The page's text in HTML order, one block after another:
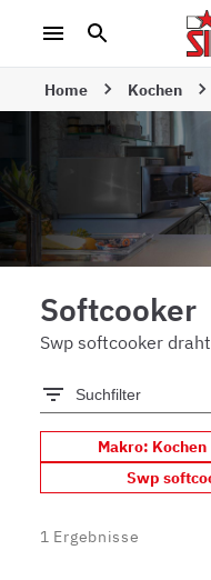
Home Kochen
Softcooker
Swp softcooker
Suchfilter
Makro: Kochen
Swp
1 Ergebnisse